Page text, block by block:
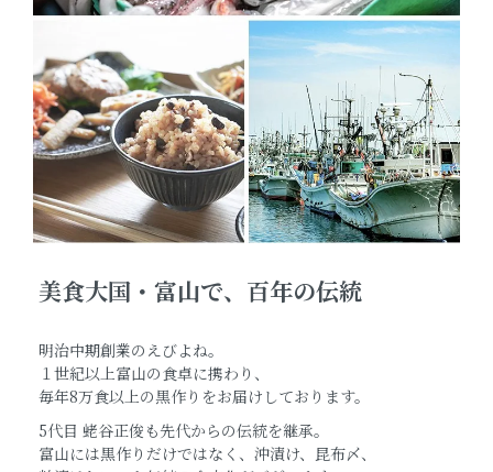
美食大国・富山で、百年の伝統
明治中期創業のえびよね。
１世紀以上富山の食卓に携わり、
毎年8万食以上の黒作りをお届けしております。
5代目 蛯谷正俊も先代からの伝統を継承。
富山には黒作りだけではなく、沖漬け、昆布〆、